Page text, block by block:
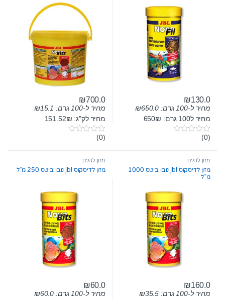
₪130.0
מחיר ל-100 גרם: ₪650.0
מחיר ל100 גרם: 650₪
0
t
f
5
(0)
₪700.0
מחיר ל-100 גרם: ₪15.1
מחיר לק"ג: 151.52₪
0
t
f
(0)
מזון לדגים
מזון לדיסקוס jbl נובו ביטס 1000
מ”ל
₪160.0
מחיר ל-100 גרם: ₪35.5
מזון לדגים
מזון לדיסקוס jbl נובו ביטס 250 מ”ל
₪60.0
מחיר ל-100 גרם: ₪60.0